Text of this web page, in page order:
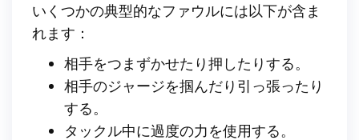
いくつかの典型的なファウルには以下が含ま
れます：
相手をつまずかせたり押したりする。
相手のジャージを掴んだり引っ張ったり
する。
タックル中に過度の力を使用する。